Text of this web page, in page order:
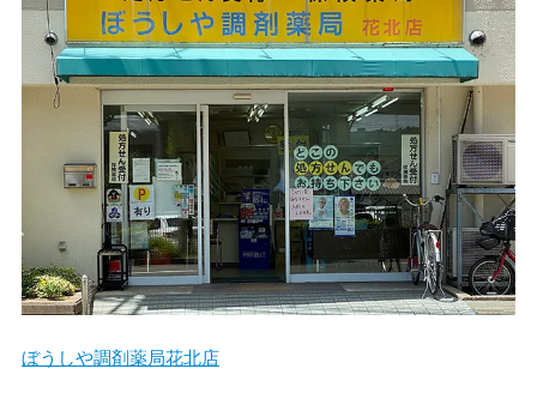
ぼうしや調剤薬局花北店